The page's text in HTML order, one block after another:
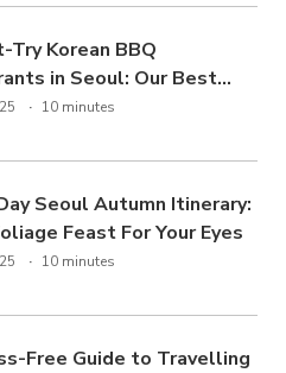
Try Korean BBQ
in Seoul: Our Best
10 minutes
Seoul Autumn Itinerary:
Feast For Your Eyes
10 minutes
Free Guide to Travelling